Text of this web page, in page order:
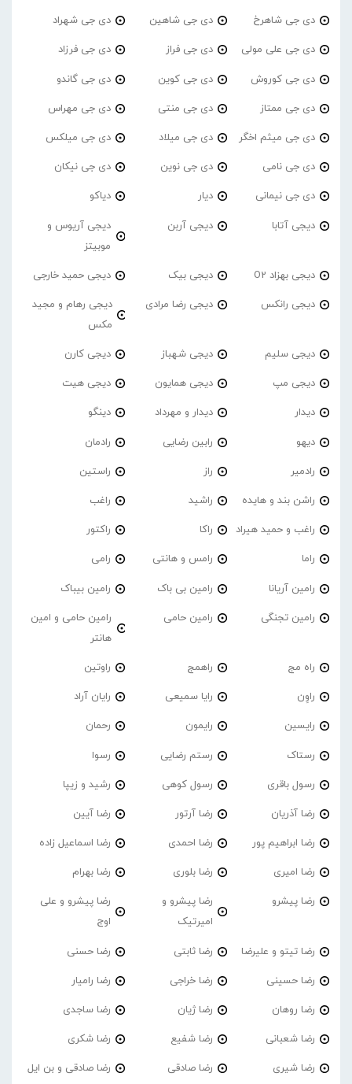
دی جی شاهرخ دی جی شاهین دی جی شهراد
دی جی علی مولی دی جی فراز دی جی فرزاد
دی جی کوروش دی جی کوین دی جی گاندو
دی جی ممتاز دی جی منتی دی جی مهراس
دی جی میثم اخگر دی جی میلاد دی جی میلکس
دی جی نامی دی جی نوین دی جی نیکان
دی جی نیمانی دیار دیاکو
دیجی آتابا دیجی آربن
دیجی آریوس و
موبیتز
دیجی بهزاد O2 دیجی بیک دیجی حمید خارجی
دیجی رانکس دیجی رضا مرادی
دیجی رهام و مجید
مکس
دیجی سلیم دیجی شهباز دیجی کارن
دیجی مپ دیجی همایون دیجی هیت
دیدار دیدار و مهرداد دینگو
دیهو رابین رضایی رادمان
رادمیر راز راستین
راشن بند و هایده راشید راغب
راغب و حمید هیراد راکا راکتور
راما رامس و هانتی رامی
رامین آریانا رامین بی باک رامین بیباک
رامین تجنگی رامین حامی
رامین حامی و امین
هانتر
راه مج راهمج راوتین
راوِن رایا سمیعی رایان آراد
رایسین رایمون رحمان
رستاک رستم رضایی رسوا
رسول باقری رسول کوهی رشید و زیپا
رضا آذریان رضا آرتور رضا آیین
رضا ابراهیم پور رضا احمدی رضا اسماعیل زاده
رضا امیری رضا بلوری رضا بهرام
رضا پیشرو
رضا پیشرو و
امیرتیک
رضا پیشرو و علی
اوج
رضا تیتو و علیرضا رضا ثابتی رضا حسنی
رضا حسینی رضا خراجی رضا رامیار
رضا روهان رضا ژیان رضا ساجدی
رضا شعبانی رضا شفیع رضا شکری
رضا شیری رضا صادقی رضا صادقی و بن ایل